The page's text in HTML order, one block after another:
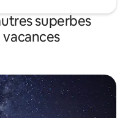
superbes
appréciés